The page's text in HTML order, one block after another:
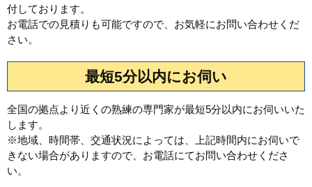
付しております。
お電話での見積りも可能ですので、お気軽にお問い合わせくだ
さい。
最短5分以内にお伺い
全国の拠点より近くの熟練の専門家が最短5分以内にお伺いいた
します。
※地域、時間帯、交通状況によっては、上記時間内にお伺いで
きない場合がありますので、お電話にてお問い合わせくださ
い。